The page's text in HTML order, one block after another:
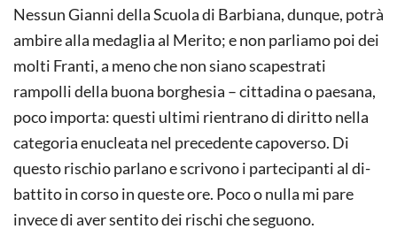
Nessun Gianni della Scuola di Barbiana, dunque, potrà
ambire alla medaglia al Merito; e non parliamo poi dei
molti Franti, a meno che non siano scapestrati
rampolli della buona borghesia – cittadina o paesana,
poco importa: questi ultimi rientrano di diritto nella
categoria enu­cleata nel precedente capoverso. Di
questo rischio parlano e scrivono i partecipanti al di­
battito in corso in queste ore. Poco o nulla mi pare
invece di aver sentito dei rischi che seguono.